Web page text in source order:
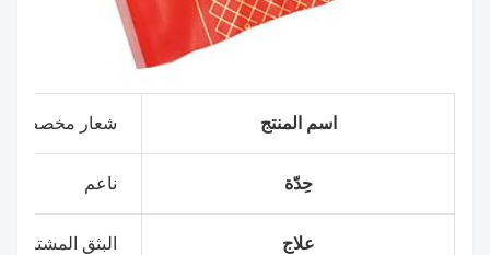
اسم المنتج شعار مخصص
حِدّة ناعم
علاج البثق المشترك